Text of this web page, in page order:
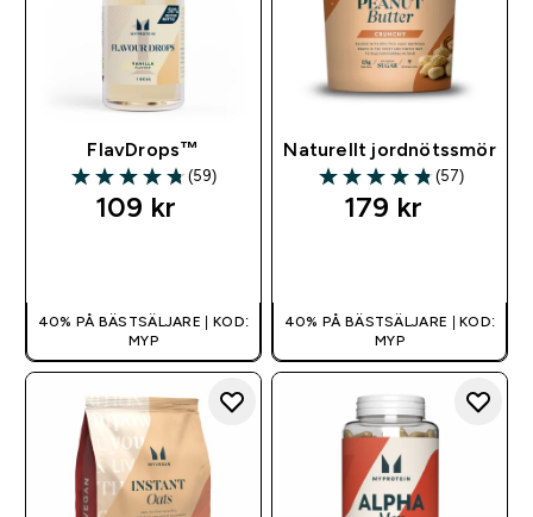
FlavDrops™
4.73 out of 5 stars
(59)
109 kr‎
40% PÅ BÄSTSÄLJARE | KOD:
MYP
Naturellt jordnötssmör
4.81 out of 5 stars
(57)
179 kr‎
40% PÅ BÄSTSÄLJARE | KOD:
MYP